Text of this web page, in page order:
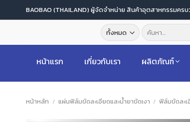
ไป
เนื้อหา
BAOBAO (THAILAND) ผู้จัดจำหน่าย สินค้าอุตสาหกรรมค
ค้นหา:
หน้าแรก เกี่ยวกับเรา ผลิตภัณฑ์
หน้าหลัก / แผ่นฟิล์มขัดละเอียดและน้ำยาขัดเงา / ฟิล์มขัดละ